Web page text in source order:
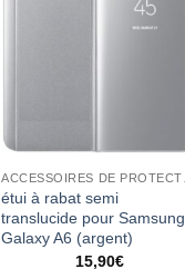
étui à rabat semi
translucide pour Samsung
Galaxy A6 (argent)
15,90€